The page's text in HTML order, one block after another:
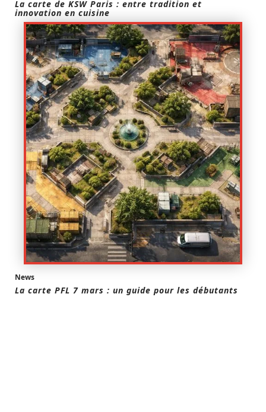
La carte de KSW Paris : entre tradition et
innovation en cuisine
News
La carte PFL 7 mars : un guide pour les débutants